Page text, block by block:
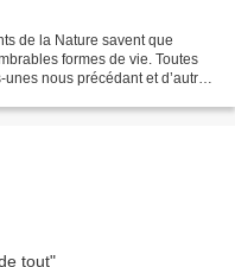
de la Nature savent que
formes de vie. Toutes
nous précédant et d’autres